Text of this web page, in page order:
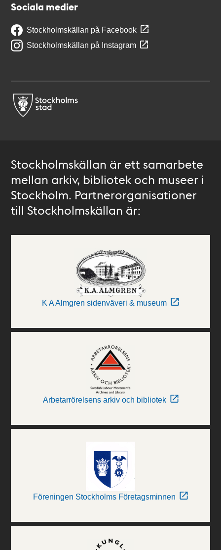
Sociala medier
Stockholmskällan på Facebook
Stockholmskällan på Instagram
Stockholmskällan är ett samarbete
mellan arkiv, bibliotek och museer i
Stockholm. Partnerorganisationer
till Stockholmskällan är:
K A Almgren sidenväveri & museum
Arbetarrörelsens arkiv och bibliotek
Föreningen Stockholms Företagsminnen